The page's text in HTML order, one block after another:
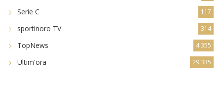
Serie C 117
sportinoro TV 314
TopNews 4.355
Ultim'ora 29.335